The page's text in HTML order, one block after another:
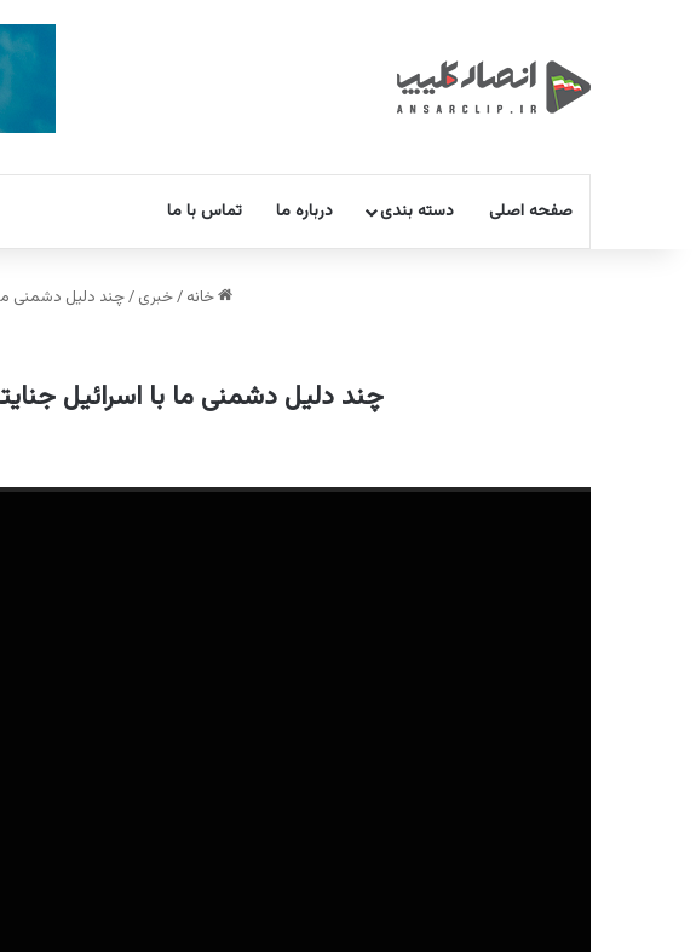
صفحه اصلی دسته بندی درباره ما تماس با ما
خانه /خبری /چند دلیل دشمنی ما
چند دلیل دشمنی ما با اسرائیل
نمایشگر